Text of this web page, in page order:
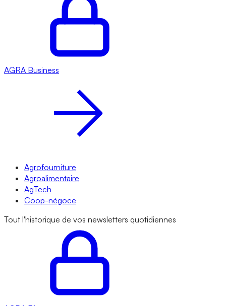
AGRA Business
Agrofourniture
Agroalimentaire
AgTech
Coop-négoce
Tout l'historique de vos newsletters quotidiennes